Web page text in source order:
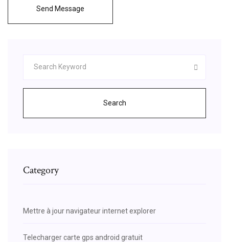
Send Message
Search
Category
Mettre à jour navigateur internet explorer
Telecharger carte gps android gratuit